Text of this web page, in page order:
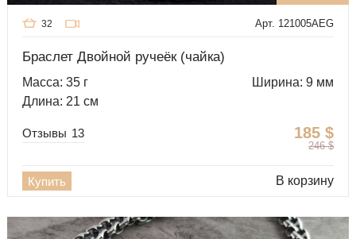
Арт. 121005AEG
32
Браслет Двойной ручеёк (чайка)
Масса: 35 г
Ширина: 9 мм
Длина: 21 см
185 $
246 $
Отзывы 13
Купить В корзину